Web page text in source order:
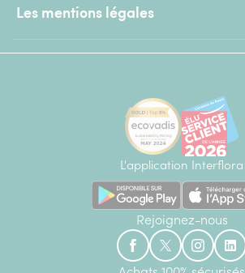
Les mentions légales
L'application Interflora
Rejoignez-nous